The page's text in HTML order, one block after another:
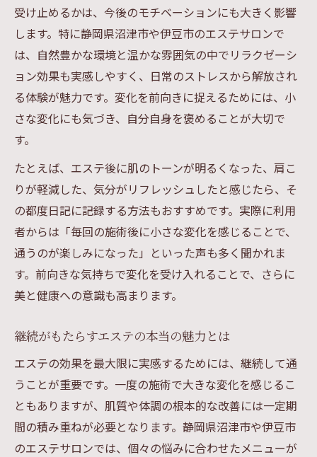
受け止めるかは、今後のモチベーションにも大きく影響
します。特に静岡県沼津市や伊豆市のエステサロンで
は、自然豊かな環境と温かな雰囲気の中でリラクゼーシ
ョン効果も実感しやすく、日常のストレスから解放され
る体験が魅力です。変化を前向きに捉えるためには、小
さな変化にも気づき、自分自身を褒めることが大切で
す。
たとえば、エステ後に肌のトーンが明るくなった、肩こ
りが軽減した、気分がリフレッシュしたと感じたら、そ
の都度日記に記録する方法もおすすめです。実際に利用
者からは「毎回の施術後に小さな変化を感じることで、
通うのが楽しみになった」といった声も多く聞かれま
す。前向きな気持ちで変化を受け入れることで、さらに
美と健康への意識も高まります。
継続がもたらすエステの本当の魅力とは
エステの効果を最大限に実感するためには、継続して通
うことが重要です。一度の施術で大きな変化を感じるこ
ともありますが、肌質や体調の根本的な改善には一定期
間の積み重ねが必要となります。静岡県沼津市や伊豆市
のエステサロンでは、個々の悩みに合わせたメニューが